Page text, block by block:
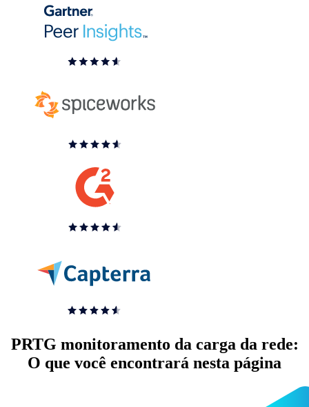
PRTG monitoramento da carga da rede:
O que você encontrará nesta página